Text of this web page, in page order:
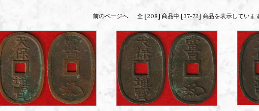
前のページへ 全 [208] 商品中 [37-72] 商品を表示していま